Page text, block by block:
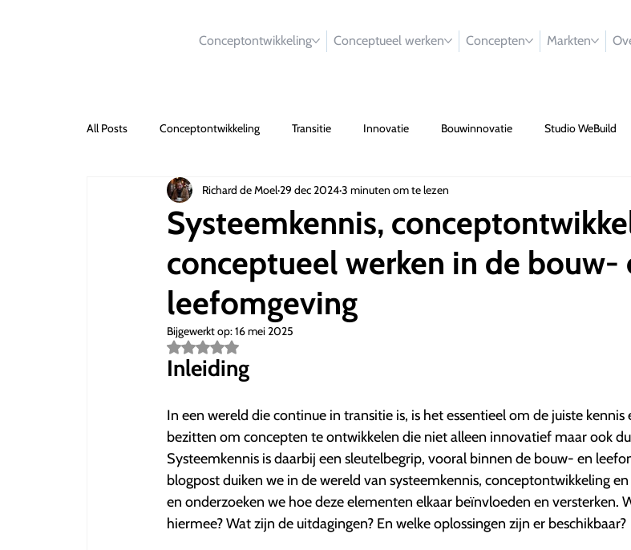
Conceptontwikkeling Conceptueel werken Concepten Markten
All Posts Conceptontwikkeling Transitie Innovatie Bouwinnovatie Studio WeBuild
Systeemkennis,
conceptueel werken in de bouw-
leefomgeving
Richard de Moel29 dec 20243 minuten om te lezen
Bijgewerkt op:16 mei 2025
Beoordeeld
met
NaN
sterren.
Inleiding
In een wereld die continue in transitie is, is het essentieel om de juiste
bezitten om concepten te ontwikkelen die niet alleen innovatief maar ook
Systeemkennis is daarbij een sleutelbegrip, vooral binnen de bouw- en
blogpost duiken we in de wereld van systeemkennis, conceptontwikkeling
en onderzoeken we hoe deze elementen elkaar beïnvloeden en versterken.
hiermee? Wat zijn de uitdagingen? En welke oplossingen zijn er beschikbaar?